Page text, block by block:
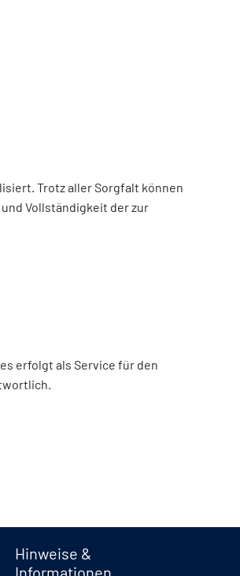
Trotz aller Sorgfalt können
Vollständigkeit der zur
erfolgt als Service für den
Hinweise &
Informationen